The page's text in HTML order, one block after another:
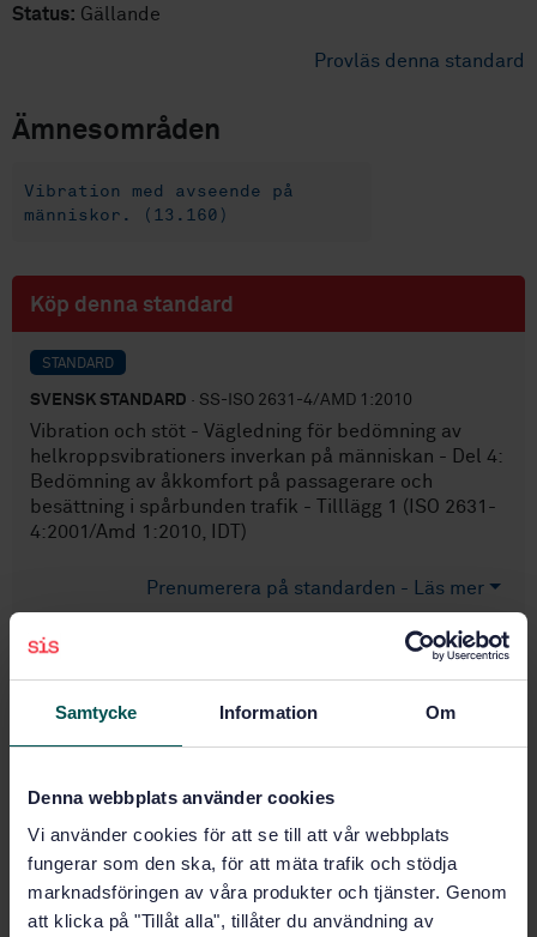
Samtycke Information Om
Denna webbplats använder cookies
Vi använder cookies för att se till att vår webbplats
fungerar som den ska, för att mäta trafik och stödja
marknadsföringen av våra produkter och tjänster. Genom
att klicka på "Tillåt alla", tillåter du användning av
Status: Gällande
Provläs denna standard
Ämnesområden
Vibration med avseende på
människor. (13.160)
Köp denna standard
STANDARD
SVENSK STANDARD · SS-ISO 2631-4/AMD 1:2010
Vibration och stöt - Vägledning för bedömning av
helkroppsvibrationers inverkan på människan - Del 4:
Bedömning av åkkomfort på passagerare och
besättning i spårbunden trafik - Tilllägg 1 (ISO 2631-
4:2001/Amd 1:2010, IDT)
Prenumerera på standarden - Läs mer
Pris:687 SEK
PDF
Produktinformation
Språk: Engelska
Framtagen av:
Människans påverkan av